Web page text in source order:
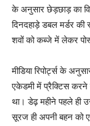
के अनुसार छेड़छाड़ का
दिनदहाड़े डबल मर्डर
शवों को कब्जे में लेकर
मीडिया रिपोर्ट्स के
एकेडमी में प्रैक्टिस करने
था। डेढ़ महीने पहले ही
सूरज ही अपनी बहन